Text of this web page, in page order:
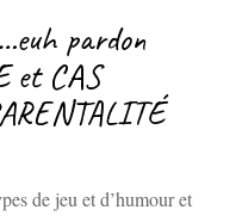
pardon
et CAS
de jeu et d’humour et